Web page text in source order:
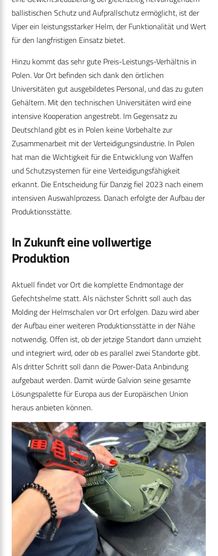
ballistischen Schutz und Aufprallschutz ermöglicht, ist der
Viper ein leistungsstarker Helm, der Funktionalität und Wert
für den langfristigen Einsatz bietet.
Hinzu kommt das sehr gute Preis-Leistungs-Verhältnis in
Polen. Vor Ort befinden sich dank den örtlichen
Universitäten gut ausgebildetes Personal, und das zu guten
Gehältern. Mit den technischen Universitäten wird eine
intensive Kooperation angestrebt. Im Gegensatz zu
Deutschland gibt es in Polen keine Vorbehalte zur
Zusammenarbeit mit der Verteidigungsindustrie. In Polen
hat man die Wichtigkeit für die Entwicklung von Waffen
und Schutzsystemen für eine Verteidigungsfähigkeit
erkannt. Die Entscheidung für Danzig fiel 2023 nach einem
intensiven Auswahlprozess. Danach erfolgte der Aufbau der
Produktionsstätte.
In Zukunft eine vollwertige
Produktion
Aktuell findet vor Ort die komplette Endmontage der
Gefechtshelme statt. Als nächster Schritt soll auch das
Molding der Helmschalen vor Ort erfolgen. Dazu wird aber
der Aufbau einer weiteren Produktionsstätte in der Nähe
notwendig. Offen ist, ob der jetzige Standort dann umzieht
und integriert wird, oder ob es parallel zwei Standorte gibt.
Als dritter Schritt soll dann die Power-Data Anbindung
aufgebaut werden. Damit würde Galvion seine gesamte
Lösungspalette für Europa aus der Europäischen Union
heraus anbieten können.